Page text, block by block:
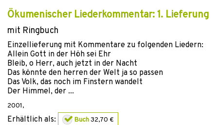
Ökumenischer Liederkommentar: 1. Lieferung
mit Ringbuch
Einzellieferung mit Kommentare zu folgenden Liedern:
Allein Gott in der Höh sei Ehr
Bleib, o Herr, auch jetzt in der Nacht
Das könnte den herren der Welt ja so passen
Das Volk, das noch im Finstern wandelt
Der Himmel, der ...
2001,
Erhältlich als: Buch32,70 €